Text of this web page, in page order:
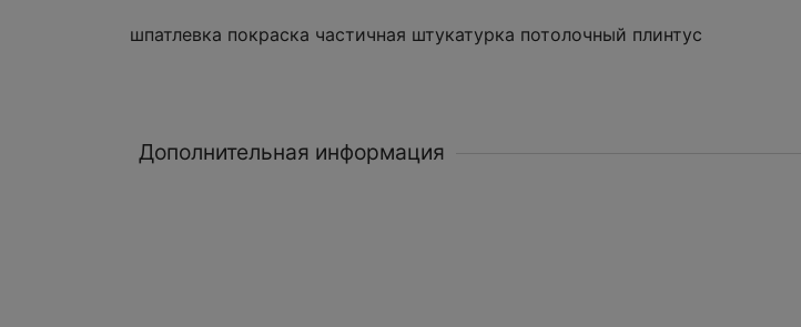
шпатлевка покраска частичная штукатурка потолочный плинтус
Дополнительная информация